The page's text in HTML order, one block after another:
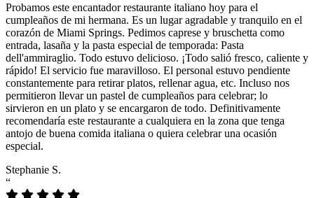
Probamos este encantador restaurante italiano hoy para el
cumpleaños de mi hermana. Es un lugar agradable y tranquilo en el
corazón de Miami Springs. Pedimos caprese y bruschetta como
entrada, lasaña y la pasta especial de temporada: Pasta
dell'ammiraglio. Todo estuvo delicioso. ¡Todo salió fresco, caliente y
rápido! El servicio fue maravilloso. El personal estuvo pendiente
constantemente para retirar platos, rellenar agua, etc. Incluso nos
permitieron llevar un pastel de cumpleaños para celebrar; lo
sirvieron en un plato y se encargaron de todo. Definitivamente
recomendaría este restaurante a cualquiera en la zona que tenga
antojo de buena comida italiana o quiera celebrar una ocasión
especial.
Stephanie S.
“